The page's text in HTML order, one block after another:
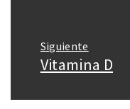
Siguiente
Entrada
Vitamina D